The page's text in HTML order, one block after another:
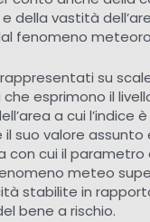
della vastità
fenomeno
su
esprimono il
a cui l’indice
suo valore
con cui il parametro
meteo
stabilite in
bene a rischio.